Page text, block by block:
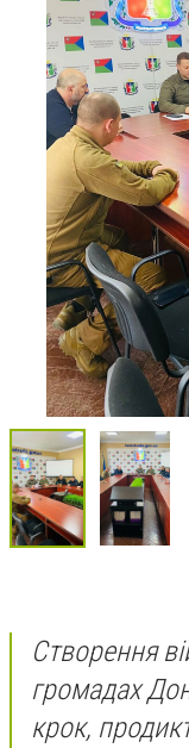
Створення
громадах
крок,